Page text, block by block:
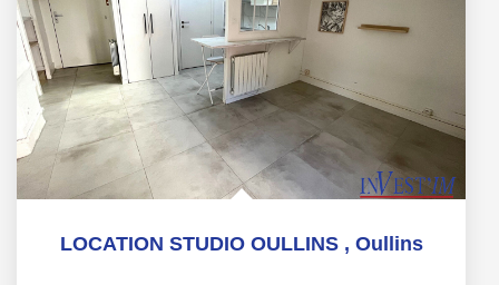
LOCATION STUDIO OULLINS , Oullins